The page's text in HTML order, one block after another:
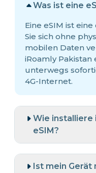
Was ist eine
Eine eSIM ist
Sie sich ohne
mobilen Daten
iRoamly Pakistan
unterwegs
4G-Internet.
Wie installiere
eSIM?
Ist mein Gerät